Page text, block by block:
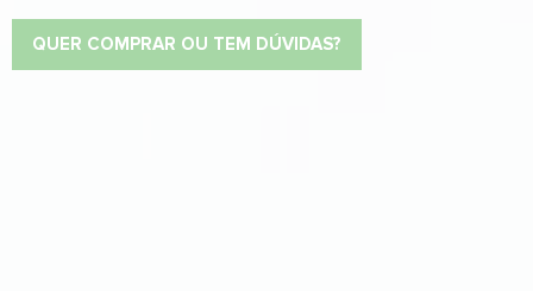
QUER COMPRAR OU TEM DÚVIDAS?